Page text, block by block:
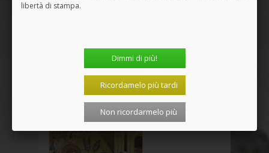
libertà di stampa.
Dimmi di più!
Ricordamelo più tardi
Non ricordarmelo più